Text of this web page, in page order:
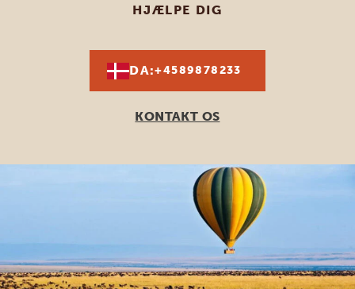
HJÆLPE DIG
DA:+4589878233
KONTAKT OS